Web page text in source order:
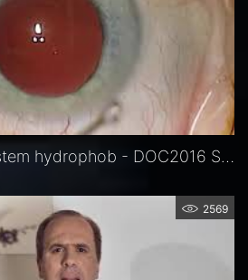
1stQ Preloaded System hydrophob - DOC2016 Sauder
2569